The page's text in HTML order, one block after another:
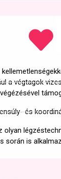
a végtagok
és
olyan
során is